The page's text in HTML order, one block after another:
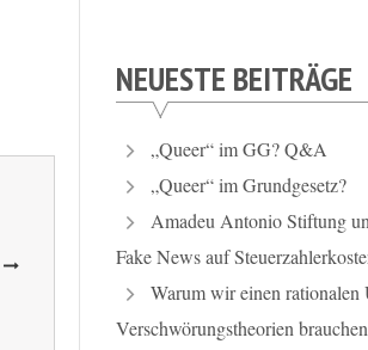
NEUESTE BEITRÄGE
„Queer“ im GG? Q&A
„Queer“ im Grundgesetz?
Amadeu Antonio Stiftung
Fake News auf
Warum wir einen rationalen
Verschwörungstheorien brauchen